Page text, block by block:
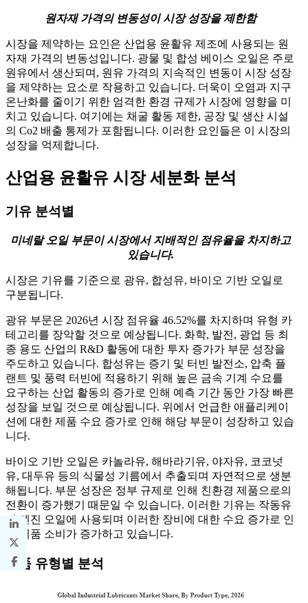
원자재 가격의 변동성이 시장 성장을 제한함
시장을 제약하는 요인은 산업용 윤활유 제조에 사용되는 원
자재 가격의 변동성입니다. 광물 및 합성 베이스 오일은 주로
원유에서 생산되며, 원유 가격의 지속적인 변동이 시장 성장
을 제약하는 요소로 작용하고 있습니다. 더욱이 오염과 지구
온난화를 줄이기 위한 엄격한 환경 규제가 시장에 영향을 미
치고 있습니다. 여기에는 채굴 활동 제한, 공장 및 생산 시설
의 Co2 배출 통제가 포함됩니다. 이러한 요인들은 이 시장의
성장을 억제합니다.
산업용 윤활유 시장 세분화 분석
기유 분석별
미네랄 오일 부문이 시장에서 지배적인 점유율을 차지하고
있습니다.
시장은 기유를 기준으로 광유, 합성유, 바이오 기반 오일로
구분됩니다.
광유 부문은 2026년 시장 점유율 46.52%를 차지하며 유형 카
테고리를 장악할 것으로 예상됩니다. 화학, 발전, 광업 등 최
종 용도 산업의 R&D 활동에 대한 투자 증가가 부문 성장을
주도하고 있습니다. 합성유는 증기 및 터빈 발전소, 압축 플
랜트 및 풍력 터빈에 적용하기 위해 높은 금속 기계 수요를
요구하는 산업 활동의 증가로 인해 예측 기간 동안 가장 빠른
성장을 보일 것으로 예상됩니다. 위에서 언급한 애플리케이
션에 대한 제품 수요 증가로 인해 해당 부문이 성장하고 있습
니다.
바이오 기반 오일은 카놀라유, 해바라기유, 야자유, 코코넛
유, 대두유 등의 식물성 기름에서 추출되며 자연적으로 생분
해됩니다. 부문 성장은 정부 규제로 인해 친환경 제품으로의
전환이 증가했기 때문일 수 있습니다. 이러한 기유는 작동유
및 엔진 오일에 사용되며 이러한 장비에 대한 수요 증가로 인
해 제품 소비가 증가하고 있습니다.
제품 유형별 분석